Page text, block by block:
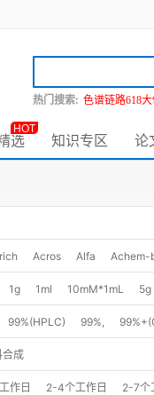
热门搜索: 色谱链路618大
选
HOT
知识专区 论
Acros Alfa Achem-
1g 1ml 10mM*1mL 5g
5KG 10kg 25kg 1EA
99%(HPLC) 99%,
98%+
10mM in DMSO
合成
作日 2-4个工作日 2-7个